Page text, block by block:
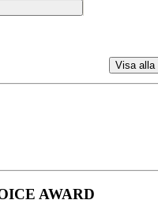
Visa alla
AWARD